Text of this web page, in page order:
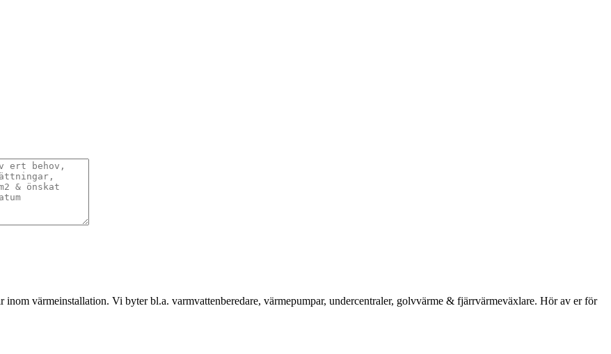
värmeinstallation. Vi byter bl.a. varmvattenberedare, värmepumpar, undercentraler, golvvärme & fjärrvärmeväxlare. Hör av er för